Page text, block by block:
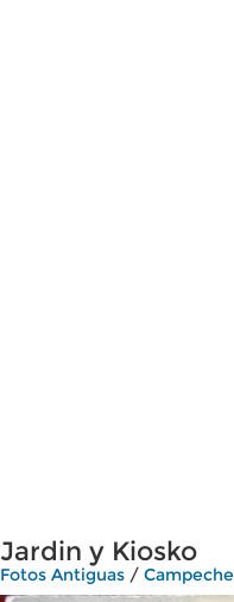
Jardin y Kiosko
Fotos Antiguas / Campeche